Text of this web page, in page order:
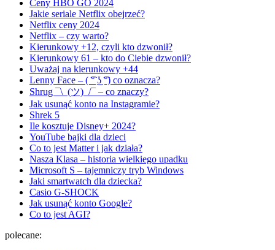
Ceny HBO GO 2024
Jakie seriale Netflix obejrzeć?
Netflix ceny 2024
Netflix – czy warto?
Kierunkowy +12, czyli kto dzwonił?
Kierunkowy 61 – kto do Ciebie dzwonił?
Uważaj na kierunkowy +44
Lenny Face – ( ͡° ͜ʖ ͡°) co oznacza?
Shrug ¯\_(ツ)_/¯ – co znaczy?
Jak usunąć konto na Instagramie?
Shrek 5
Ile kosztuje Disney+ 2024?
YouTube bajki dla dzieci
Co to jest Matter i jak działa?
Nasza Klasa – historia wielkiego upadku
Microsoft S – tajemniczy tryb Windows
Jaki smartwatch dla dziecka?
Casio G-SHOCK
Jak usunąć konto Google?
Co to jest AGI?
polecane: